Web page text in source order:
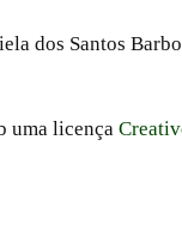
dos Santos
uma licença